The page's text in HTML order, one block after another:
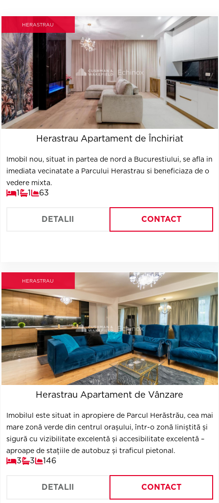
HERASTRAU
Herastrau Apartament de Închiriat
Imobil nou, situat in partea de nord a Bucurestiului, se afla in
imediata vecinatate a Parcului Herastrau si beneficiaza de o
vedere mixta.
1 1 63
DETALII CONTACT
HERASTRAU
Herastrau Apartament de Vânzare
Imobilul este situat in apropiere de Parcul Herăstrău, cea mai
mare zonă verde din centrul orașului, într-o zonă liniștită și
sigură cu vizibilitate excelentă și accesibilitate excelentă –
aproape de stațiile de autobuz și traficul pietonal.
3 3 146
DETALII CONTACT